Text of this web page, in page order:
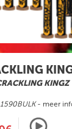
KINGZ
- meer